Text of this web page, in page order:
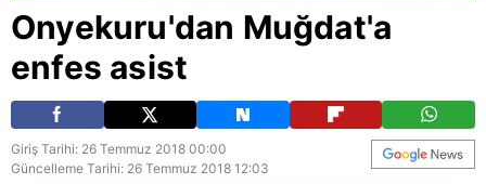
Onyekuru'dan Muğdat'a
enfes asist
Giriş Tarihi: 26 Temmuz 2018 00:00
Güncelleme Tarihi: 26 Temmuz 2018 12:03